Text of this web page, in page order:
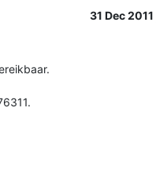
31 Dec 2011